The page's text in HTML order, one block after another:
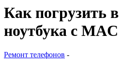
Как погрузить
ноутбука с
Ремонт телефонов -